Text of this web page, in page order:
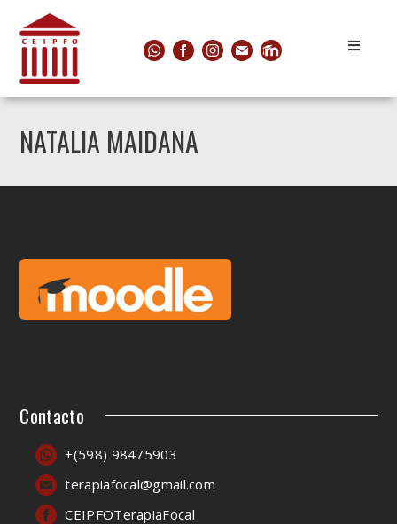
NATALIA MAIDANA
Contacto
+(598) 98475903
terapiafocal@gmail.com
CEIPFOTerapiaFocal